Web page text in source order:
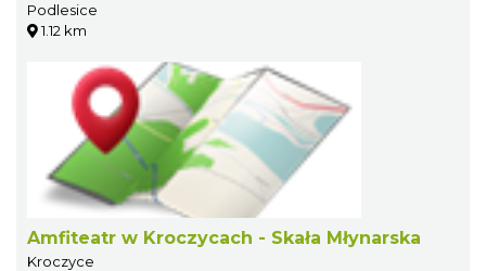
Podlesice
1.12 km
Amfiteatr w Kroczycach - Skała Młynarska
Kroczyce